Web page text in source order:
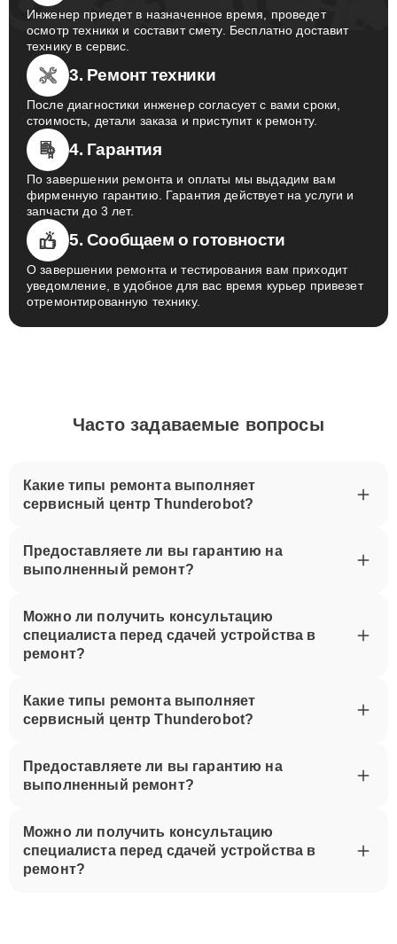
Инженер приедет в назначенное время, проведет
осмотр техники и составит смету. Бесплатно доставит
технику в сервис.
3. Ремонт техники
После диагностики инженер согласует с вами сроки,
стоимость, детали заказа и приступит к ремонту.
4. Гарантия
По завершении ремонта и оплаты мы выдадим вам
фирменную гарантию. Гарантия действует на услуги и
запчасти до 3 лет.
5. Сообщаем о готовности
О завершении ремонта и тестирования вам приходит
уведомление, в удобное для вас время курьер привезет
отремонтированную технику.
Часто задаваемые вопросы
Какие типы ремонта выполняет
сервисный центр Thunderobot?
Предоставляете ли вы гарантию на
выполненный ремонт?
Можно ли получить консультацию
специалиста перед сдачей устройства в
ремонт?
Какие типы ремонта выполняет
сервисный центр Thunderobot?
Предоставляете ли вы гарантию на
выполненный ремонт?
Можно ли получить консультацию
специалиста перед сдачей устройства в
ремонт?